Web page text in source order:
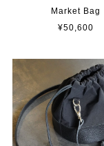
Market Bag
¥50,600